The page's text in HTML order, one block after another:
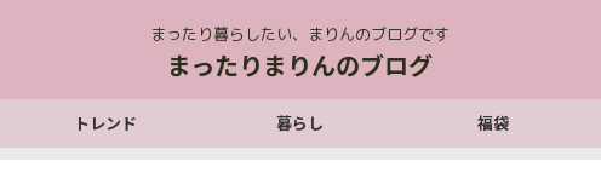
まったり暮らしたい、まりんのブログです
まったりまりんのブログ
トレンド 暮らし 福袋